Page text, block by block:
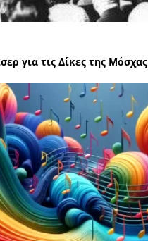
για τις Δίκες της Μόσχας